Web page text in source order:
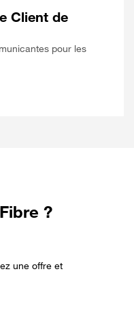
Client de
pour les
?
une offre et